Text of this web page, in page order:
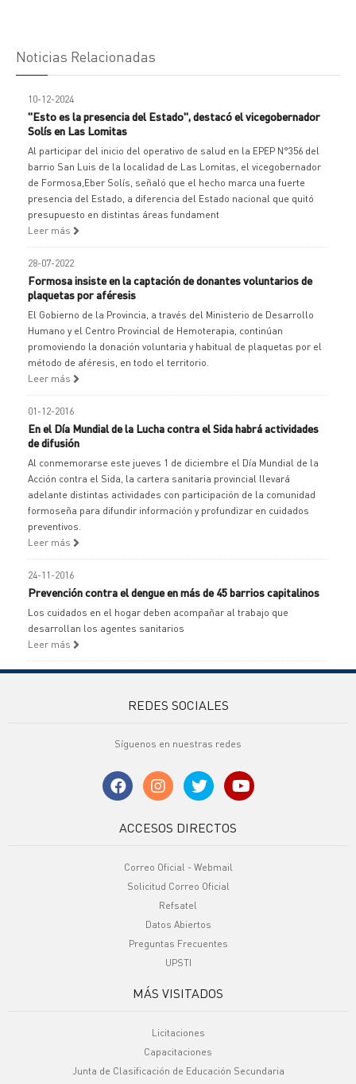
Noticias Relacionadas
10-12-2024
"Esto es la presencia del Estado", destacó el vicegobernador
Solís en Las Lomitas
Al participar del inicio del operativo de salud en la EPEP N°356 del
barrio San Luis de la localidad de Las Lomitas, el vicegobernador
de Formosa,Eber Solís, señaló que el hecho marca una fuerte
presencia del Estado, a diferencia del Estado nacional que quitó
presupuesto en distintas áreas fundament
Leer más
28-07-2022
Formosa insiste en la captación de donantes voluntarios de
plaquetas por aféresis
El Gobierno de la Provincia, a través del Ministerio de Desarrollo
Humano y el Centro Provincial de Hemoterapia, continúan
promoviendo la donación voluntaria y habitual de plaquetas por el
método de aféresis, en todo el territorio.
Leer más
01-12-2016
En el Día Mundial de la Lucha contra el Sida habrá actividades
de difusión
Al conmemorarse este jueves 1 de diciembre el Día Mundial de la
Acción contra el Sida, la cartera sanitaria provincial llevará
adelante distintas actividades con participación de la comunidad
formoseña para difundir información y profundizar en cuidados
preventivos.
Leer más
24-11-2016
Prevención contra el dengue en más de 45 barrios capitalinos
Los cuidados en el hogar deben acompañar al trabajo que
desarrollan los agentes sanitarios
Leer más
REDES SOCIALES
Síguenos en nuestras redes
ACCESOS DIRECTOS
Correo Oficial - Webmail
Solicitud Correo Oficial
Refsatel
Datos Abiertos
Preguntas Frecuentes
UPSTI
MÁS VISITADOS
Licitaciones
Capacitaciones
Junta de Clasificación de Educación Secundaria